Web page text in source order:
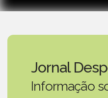
Jornal
Informação